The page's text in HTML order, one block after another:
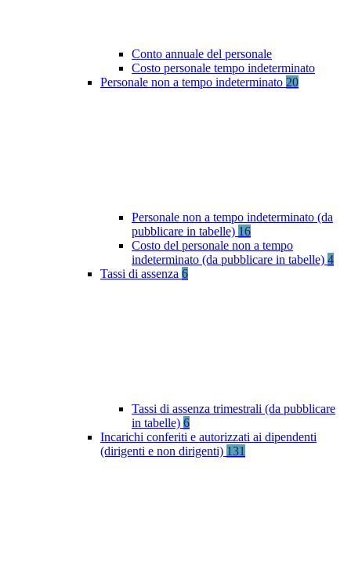
Conto annuale del personale
Costo personale tempo indeterminato
Personale non a tempo indeterminato 20
Personale non a tempo indeterminato (da
pubblicare in tabelle) 16
Costo del personale non a tempo
indeterminato (da pubblicare in tabelle) 4
Tassi di assenza 6
Tassi di assenza trimestrali (da pubblicare
in tabelle) 6
Incarichi conferiti e autorizzati ai dipendenti
(dirigenti e non dirigenti) 131